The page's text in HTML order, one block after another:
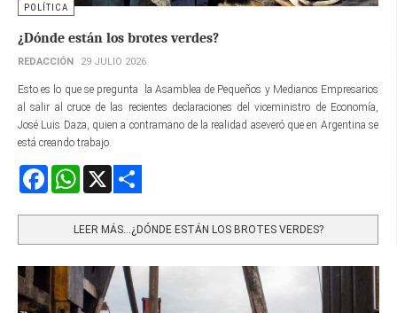
POLÍTICA
¿Dónde están los brotes verdes?
REDACCIÓN 29 JULIO 2026
Esto es lo que se pregunta la Asamblea de Pequeños y Medianos Empresarios
al salir al cruce de las recientes declaraciones del viceministro de Economía,
José Luis Daza, quien a contramano de la realidad aseveró que en Argentina se
está creando trabajo.
FacebookWhatsApp
LEER MÁS…¿DÓNDE ESTÁN LOS BROTES VERDES?